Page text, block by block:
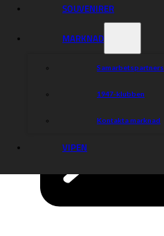
SOUVENIRER
MARKNAD
Samarbetspartners
1947-klubben
Kontakta marknad
VIPEN